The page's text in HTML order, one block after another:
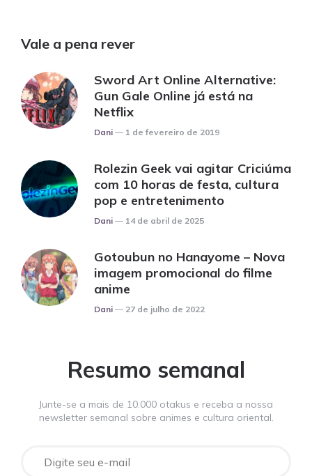
Vale a pena rever
Sword Art Online Alternative:
Gun Gale Online já está na
Netflix
Posted
Dani 1 de fevereiro de 2019
Rolezin Geek vai agitar Criciúma
com 10 horas de festa, cultura
pop e entretenimento
Posted
Dani 14 de abril de 2025
Gotoubun no Hanayome – Nova
imagem promocional do filme
anime
Posted
Dani 27 de julho de 2022
Resumo semanal
Junte-se a mais de 10.000 otakus e receba a nossa
newsletter semanal sobre animes e cultura oriental.